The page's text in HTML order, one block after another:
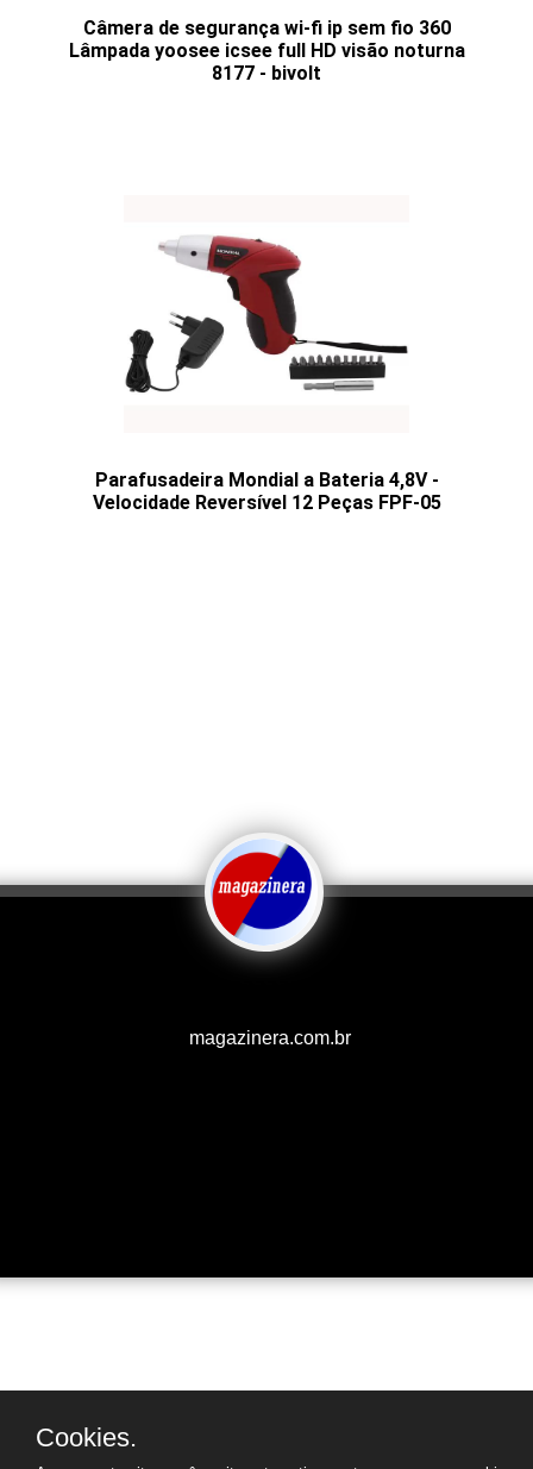
Câmera de segurança wi-fi ip sem fio 360
Lâmpada yoosee icsee full HD visão noturna
8177 - bivolt
Parafusadeira Mondial a Bateria 4,8V -
Velocidade Reversível 12 Peças FPF-05
magazinera.com.br
Cookies.